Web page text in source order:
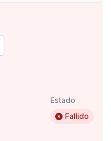
Estado
Fallido